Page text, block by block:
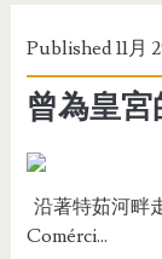
Published 11月
曾為皇
沿著特茹河畔
Comérci...